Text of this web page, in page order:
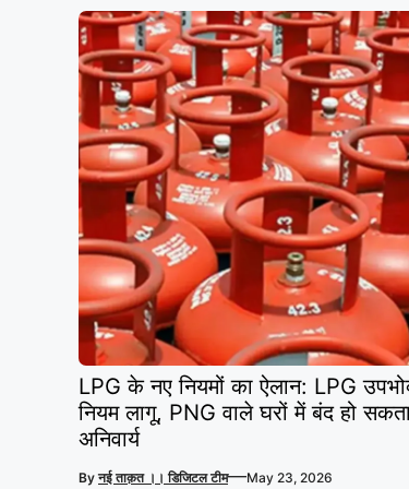
LPG के नए नियमों का ऐलान: LPG
नियम लागू, PNG वाले घरों में बंद हो
अनिवार्य
Byनई ताक़त ।। डिजिटल टीम—May 23, 2026